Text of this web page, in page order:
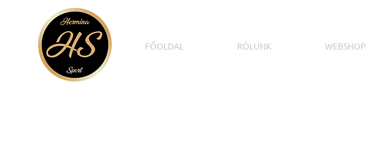
FŐOLDAL RÓLUNK WEBSHOP